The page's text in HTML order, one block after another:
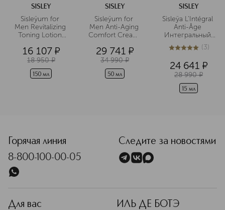
SISLEY
Sisleÿum for
Men Revitalizing
Toning Lotion
тонизирующий
лосьон для лица
16 107 ¤
18 950 ¤
150 мл
SISLEY
Sisleÿum for
Men Anti-Aging
Comfort Cream
крем для
нормальной и
сухой кожи
лица
29 741 ¤
34 990 ¤
50 мл
SISLEY
Sisleÿa L'Intégral
Anti-Âge
Интегральный
антивозрастной
крем для
губ
5из 53 (3)
24 641 ¤
28 990 ¤
15 мл
Горячая линия
8-800-100-00-05
Следите за новостями
Для вас ИЛЬ ДЕ БОТЭ